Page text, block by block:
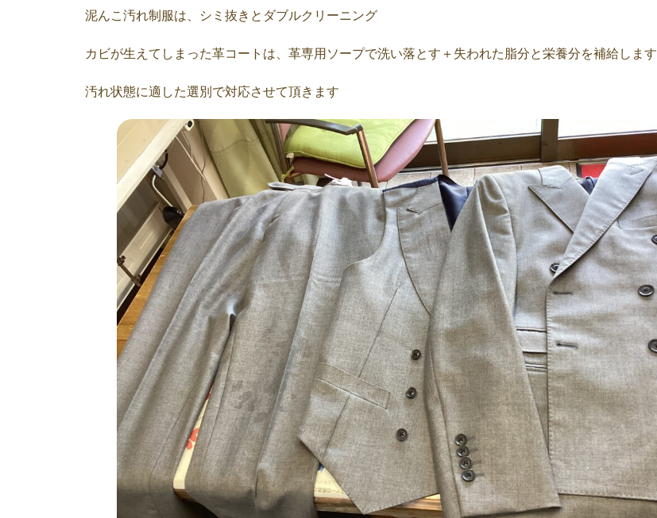
泥んこ汚れ制服は、シミ抜きとダブルクリーニング
カビが生えてしまった革コートは、革専用ソープで洗い落とす＋失われた脂分と栄養分を補給します
汚れ状態に適した選別で対応させて頂きます